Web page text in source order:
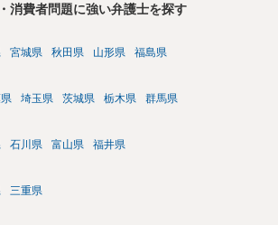
消費者問題に強い弁護士を探す
宮城県 秋田県 山形県 福島県
埼玉県 茨城県 栃木県 群馬県
石川県 富山県 福井県
三重県